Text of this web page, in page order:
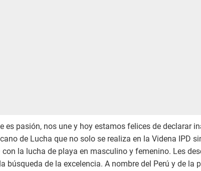
es pasión, nos une y hoy estamos felices de declarar
de Lucha que no solo se realiza en la Videna IPD
con la lucha de playa en masculino y femenino. Les
búsqueda de la excelencia. A nombre del Perú y de la